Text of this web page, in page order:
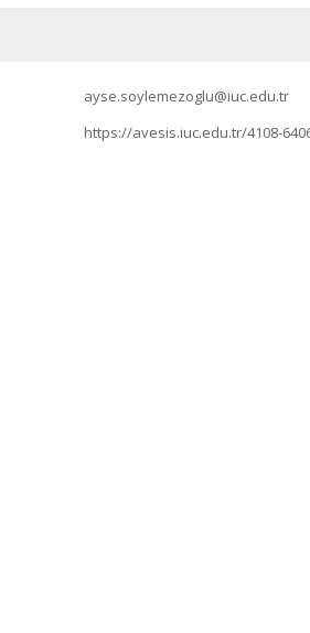
ayse.soylemezoglu@iuc.edu.tr
https://avesis.iuc.edu.tr/4108-